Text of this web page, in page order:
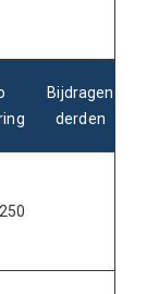
Bijdragen
derden